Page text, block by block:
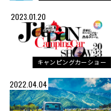
2023.01.20
キャンピングカーショー
2022.04.04